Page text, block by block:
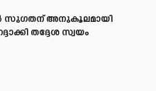
സുഗതന് അനുകൂലമായി
തദ്ദേശ സ്വയം